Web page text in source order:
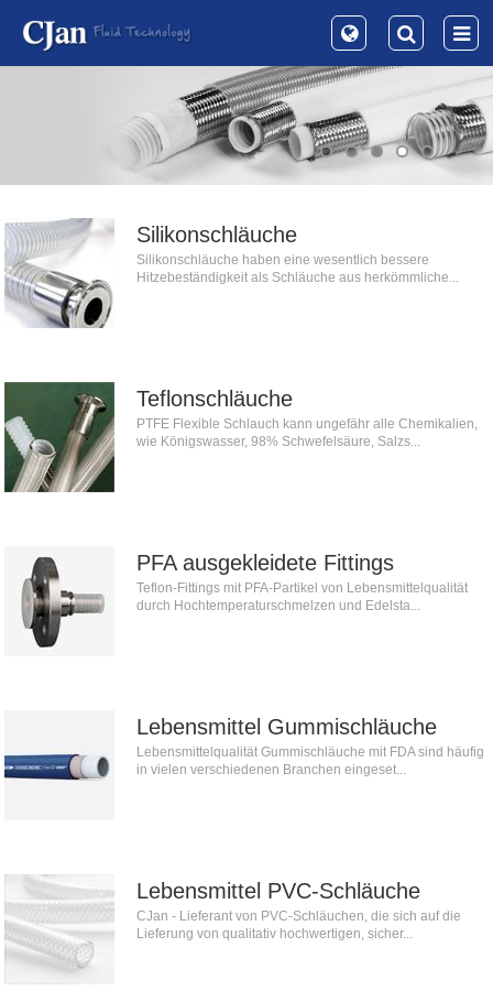
Silikonschläuche
Silikonschläuche haben eine wesentlich bessere
Hitzebeständigkeit als Schläuche aus herkömmliche...
Teflonschläuche
PTFE Flexible Schlauch kann ungefähr alle Chemikalien,
wie Königswasser, 98% Schwefelsäure, Salzs...
PFA ausgekleidete Fittings
Teflon-Fittings mit PFA-Partikel von Lebensmittelqualität
durch Hochtemperaturschmelzen und Edelsta...
Lebensmittel Gummischläuche
Lebensmittelqualität Gummischläuche mit FDA sind häufig
in vielen verschiedenen Branchen eingeset...
Lebensmittel PVC-Schläuche
CJan - Lieferant von PVC-Schläuchen, die sich auf die
Lieferung von qualitativ hochwertigen, sicher...